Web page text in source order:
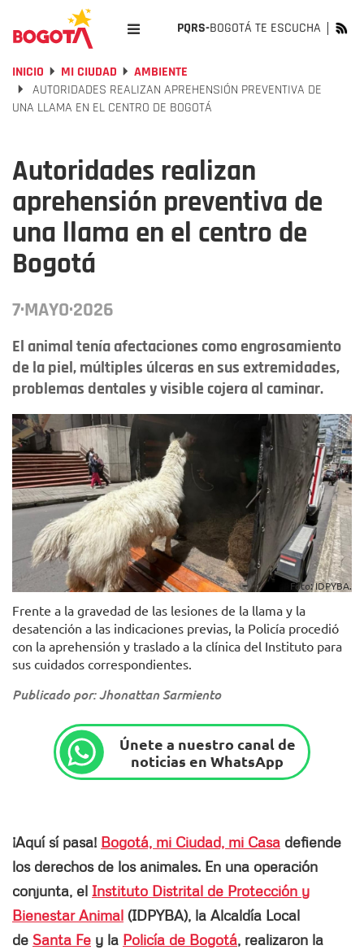
PQRS-BOGOTÁ TE ESCUCHA
INICIO MI CIUDAD
AMBIENTE
AUTORIDADES REALIZAN APREHENSIÓN PREVENTIVA DE
UNA LLAMA EN EL CENTRO DE BOGOTÁ
Autoridades realizan
aprehensión preventiva de
una llama en el centro de
Bogotá
7·MAYO·2026
El animal tenía afectaciones como engrosamiento
de la piel, múltiples úlceras en sus extremidades,
problemas dentales y visible cojera al caminar.
Foto: IDPYBA.
Frente a la gravedad de las lesiones de la llama y la
desatención a las indicaciones previas, la Policía procedió
con la aprehensión y traslado a la clínica del Instituto para
sus cuidados correspondientes.
Publicado por: Jhonattan Sarmiento
Únete a nuestro canal de
noticias en WhatsApp
¡Aquí sí pasa! Bogotá, mi Ciudad, mi Casa defiende
los derechos de los animales. En una operación
conjunta, el Instituto Distrital de Protección y
Bienestar Animal (IDPYBA), la Alcaldía Local
de Santa Fe y la Policía de Bogotá, realizaron la